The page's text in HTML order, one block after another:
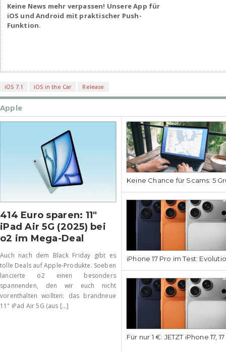
Keine News mehr verpassen! Unsere App für
iOS und Android mit praktischer Push-
Funktion.
iOS 7.1 iOS in the Car Release
Apple
414 Euro sparen: 11″
iPad Air 5G (2025) bei
o2 im Mega-Deal
Auch nach dem Black Friday gibt es
tolle Deals auf Apple-Produkte. Soeben
lancierte o2 einen besonders
spannenden, den wir euch nicht
vorenthalten wollten: das brandneue
11" iPad Air 5G (aus [...]
Keine Chance für Scams: 5
iPhone 17 Pro im Test:
Für nur 1 €: JETZT iPhone 17,